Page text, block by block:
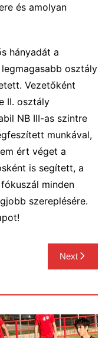
és amolyan
hányadát a
osztály
Vezetőként
II. osztály
NB III-as szintre
munkával,
ért véget a
is segített, a
minden
szereplésére.
Next